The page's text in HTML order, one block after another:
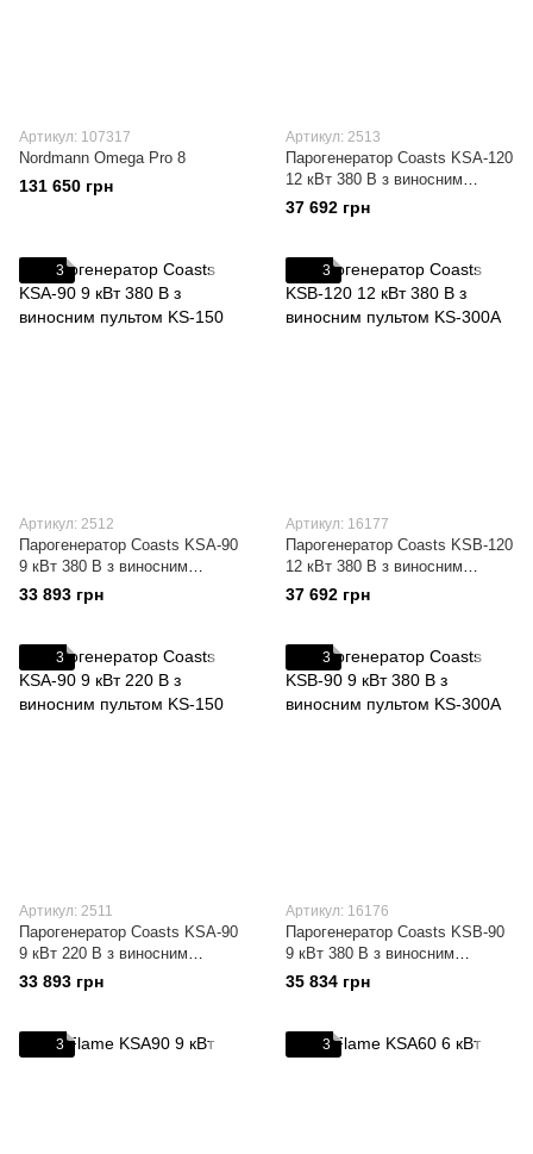
Артикул: 107317
Nordmann Omega Pro 8
131 650 грн
Артикул: 2513
Парогенератор Coasts KSA-120
12 кВт 380 В з виносним
пультом KS-150
37 692 грн
3
Артикул: 2512
Парогенератор Coasts KSA-90
9 кВт 380 В з виносним
пультом KS-150
33 893 грн
3
Артикул: 16177
Парогенератор Coasts KSB-120
12 кВт 380 В з виносним
пультом KS-300A
37 692 грн
3
Артикул: 2511
Парогенератор Coasts KSA-90
9 кВт 220 В з виносним
пультом KS-150
33 893 грн
3
Артикул: 16176
Парогенератор Coasts KSB-90
9 кВт 380 В з виносним
пультом KS-300A
35 834 грн
3 3